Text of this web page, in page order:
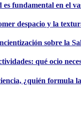
fundamental en el
despacio y la
sobre la
qué ocio
¿quién formula